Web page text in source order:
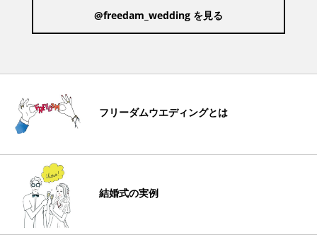
@freedam_wedding を見る
フリーダムウエディングとは
結婚式の実例